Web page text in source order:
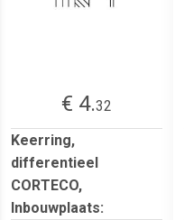
€ 4.32
Keerring,
differentieel
CORTECO,
Inbouwplaats: